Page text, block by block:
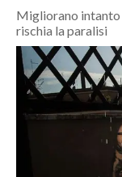
CRONACA
ITALIA
MONDO
Migliorano intanto
rischia la paralisi